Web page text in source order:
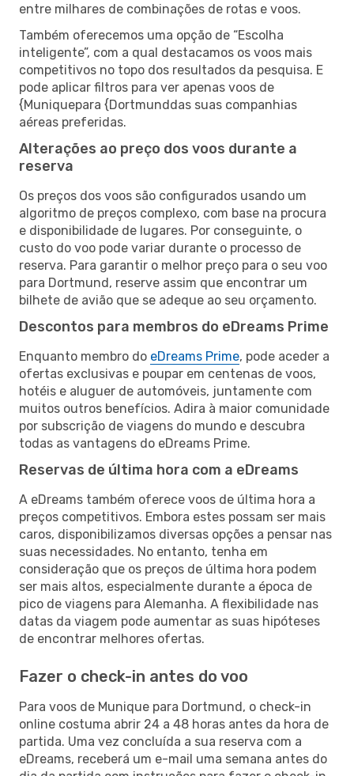
entre milhares de combinações de rotas e voos.
Também oferecemos uma opção de “Escolha
inteligente”, com a qual destacamos os voos mais
competitivos no topo dos resultados da pesquisa. E
pode aplicar filtros para ver apenas voos de
{Muniquepara {Dortmunddas suas companhias
aéreas preferidas.
Alterações ao preço dos voos durante a
reserva
Os preços dos voos são configurados usando um
algoritmo de preços complexo, com base na procura
e disponibilidade de lugares. Por conseguinte, o
custo do voo pode variar durante o processo de
reserva. Para garantir o melhor preço para o seu voo
para Dortmund, reserve assim que encontrar um
bilhete de avião que se adeque ao seu orçamento.
Descontos para membros do eDreams Prime
Enquanto membro do eDreams Prime, pode aceder a
ofertas exclusivas e poupar em centenas de voos,
hotéis e aluguer de automóveis, juntamente com
muitos outros benefícios. Adira à maior comunidade
por subscrição de viagens do mundo e descubra
todas as vantagens do eDreams Prime.
Reservas de última hora com a eDreams
A eDreams também oferece voos de última hora a
preços competitivos. Embora estes possam ser mais
caros, disponibilizamos diversas opções a pensar nas
suas necessidades. No entanto, tenha em
consideração que os preços de última hora podem
ser mais altos, especialmente durante a época de
pico de viagens para Alemanha. A flexibilidade nas
datas da viagem pode aumentar as suas hipóteses
de encontrar melhores ofertas.
Fazer o check-in antes do voo
Para voos de Munique para Dortmund, o check-in
online costuma abrir 24 a 48 horas antes da hora de
partida. Uma vez concluída a sua reserva com a
eDreams, receberá um e-mail uma semana antes do